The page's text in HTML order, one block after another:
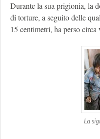
Durante la sua prigionia, la
di torture, a seguito delle
15 centimetri, ha perso
La